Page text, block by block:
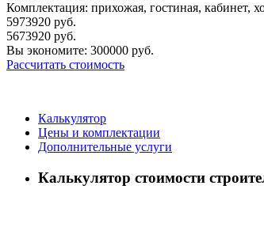
Комплектация: прихожая, гостиная, кабинет,
5973920 руб.
5673920 руб.
Вы экономите: 300000 руб.
Рассчитать стоимость
Калькулятор
Цены и комплектации
Дополнительные услуги
Калькулятор стоимости